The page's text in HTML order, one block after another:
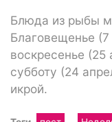
Блюда из рыбы
Благовещенье
воскресенье (25
субботу (24
икрой.